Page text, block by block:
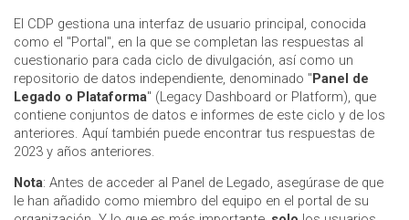
El CDP gestiona una interfaz de usuario principal, conocida
como el "Portal", en la que se completan las respuestas al
cuestionario para cada ciclo de divulgación, así como un
repositorio de datos independiente, denominado "Panel de
Legado o Plataforma" (Legacy Dashboard or Platform), que
contiene conjuntos de datos e informes de este ciclo y de los
anteriores. Aquí también puede encontrar tus respuestas de
2023 y años anteriores.
Nota: Antes de acceder al Panel de Legado, asegúrase de que
le han añadido como miembro del equipo en el portal de su